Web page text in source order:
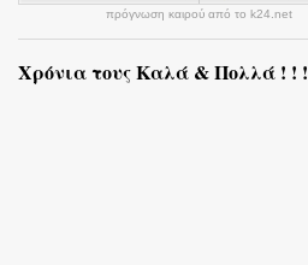
πρόγνωση καιρού από το k24.net
Χρόνια τους Καλά & Πολλά ! ! !